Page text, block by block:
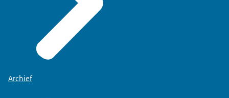
Archief